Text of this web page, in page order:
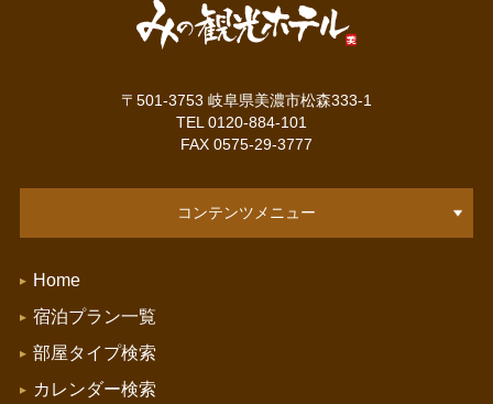
〒501-3753 岐阜県美濃市松森333-1
TEL 0120-884-101
FAX 0575-29-3777
コンテンツメニュー
Home
宿泊プラン一覧
部屋タイプ検索
カレンダー検索